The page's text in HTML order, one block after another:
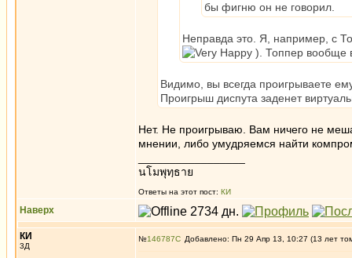
бы фигню он не говорил.
Неправда это. Я, например, с
). Топпер вообще
Видимо, вы всегда проигрываете
Проигрыш диспута заденет
Нет. Не проигрываю. Вам ничего не
мнении, либо умудряемся найти
นโมพุทฺธาย
Ответы на этот пост: КИ
Наверх
КИ
3Д
№146787 Добавлено: Пн 29 Апр 13, 10:27 (13 лет